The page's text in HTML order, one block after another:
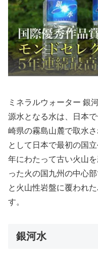
ミネラルウォーター 銀
源水となる水は、日本
崎県の霧島山麓で取水
として日本で最初の国
年にわたって古い火山
った火の国九州の中心
と火山性岩盤に覆われ
す。
銀河水